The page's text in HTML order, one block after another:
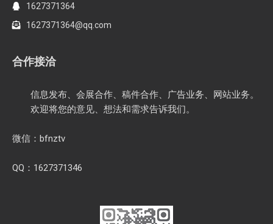
1627371364
1627371364@qq.com
合作接洽
信息发布、会展合作、稿件合作、广告业务、网站业务。
欢迎将您的意见、想法和需求告诉我们。
微信：bfnztv
QQ：1627371346